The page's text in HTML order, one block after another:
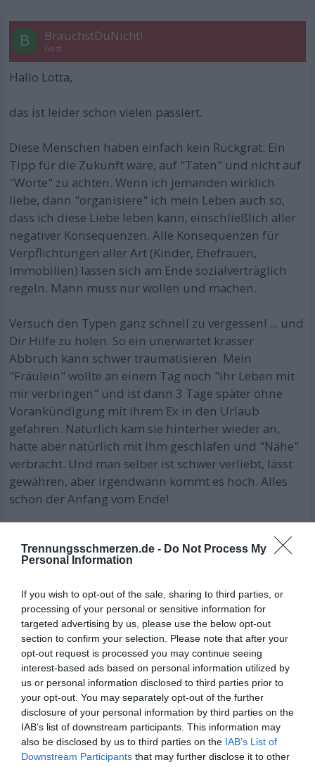
Trennungsschmerzen.de - Do Not Process My
Personal Information
If you wish to opt-out of the sale, sharing to third parties, or
processing of your personal or sensitive information for
targeted advertising by us, please use the below opt-out
section to confirm your selection. Please note that after your
opt-out request is processed you may continue seeing
interest-based ads based on personal information utilized by
us or personal information disclosed to third parties prior to
your opt-out. You may separately opt-out of the further
disclosure of your personal information by third parties on the
IAB’s list of downstream participants. This information may
also be disclosed by us to third parties on the IAB’s List of
Downstream Participants that may further disclose it to other
B BrauchstDuNicht!
Gast
Hallo Lotta,
das ist leider schon vielen passiert.
Diese Menschen haben einfach kein Rückgrat. Ein
Tipp für die Zukunft wäre, auf "Taten" und nicht auf
"Worte" zu achten. Wenn ich jemanden wirklich
liebe, dann "organisiere" ich mein Leben auch so,
dass ich diese Liebe leben kann, einschließlich aller
negativer Konsequenzen. Alle Konsequenzen für
Verpflichtungen aller Art (Kinder, Ehefrauen,
Immobilien) lassen sich am Ende sozialverträglich
regeln. Mann muss nur wollen und machen.
Versuch den Typen ganz schnell zu vergessen! ... und
Dir Hilfe zu holen. So ein unerwartet krasser
Abbruch kann schwer traumatisieren. Mein
"Fräulein" wollte an einem Tag noch "ihr Leben mit
mir verbringen" und ist dann 3 Tage später ohne
Vorankündigung mit ihrem Ex in den Urlaub
gefahren. Natürlich kam sie hinterher wieder an,
hatte aber natürlich mit ihm geschlafen und "Nähe"
verbracht. Und man selber ist schwer verliebt, lässt
gewähren, aber irgendwann kommt es hoch. Alles
schon der Anfang vom Ende!
nichts verpasst, denn er würde auch Dich in einer
Beziehung genauso hintergehen wie er sie jetzt
hintergeht. Übrigens ist das keine selbstlose
Nächstenliebe, die er da ggü. seiner Noch-Frau
praktiziert, sondern einfach nur Feigheit vor sich
selbst.
Aufstehen, Krönchen richten, neuen Job suchen und
weitermachen!
LG von BrauchstDuNicht!
06.03.2014 11:23•